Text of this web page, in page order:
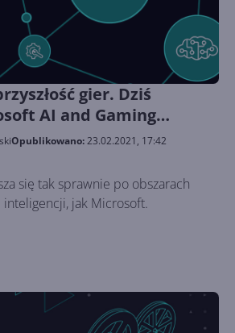
gier. Dziś
AI and Gaming
Opublikowano:23.02.2021, 17:42
się tak sprawnie po obszarach
inteligencji, jak Microsoft.